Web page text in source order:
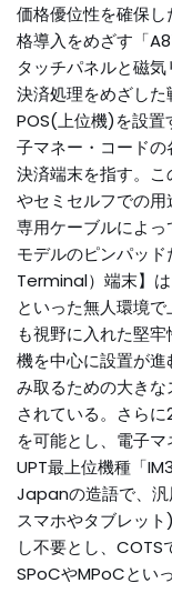
価格優位性を確保
格導入をめざす「
タッチパネルと磁
決済処理をめざし
POS(上位機)を設置
子マネー・コード
決済端末を指す。
やセミセルフでの
専用ケーブルによ
モデルのピンパッ
Terminal）端末】
といった無人環境
も視野に入れた堅
機を中心に設置が
み取るための大き
されている。さら
を可能とし、電子
UPT最上位機種「
Japanの造語で、汎
スマホやタブレッ
し不要とし、COTS
SPoCやMPoCとい